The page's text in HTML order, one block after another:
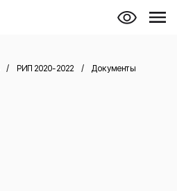
/ РИП 2020-2022 / Документы